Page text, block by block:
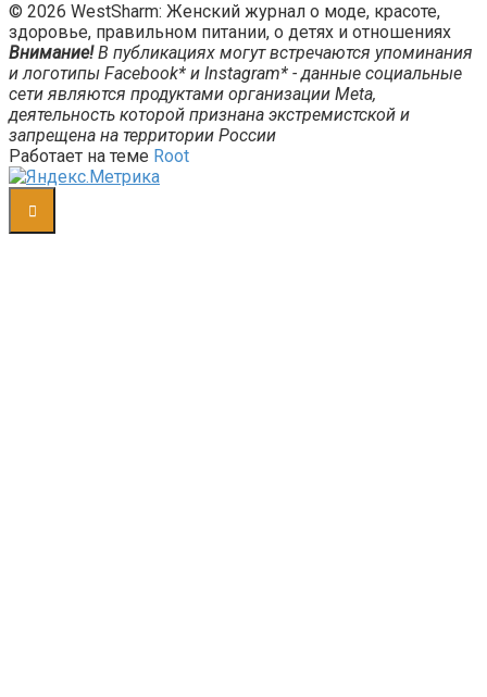
© 2026 WestSharm: Женский журнал о моде, красоте,
здоровье, правильном питании, о детях и отношениях
Внимание!В публикациях могут встречаются упоминания
и логотипы Facebook* и Instagram* - данные социальные
сети являются продуктами организации Meta,
деятельность которой признана экстремистской и
запрещена на территории России
Работает на теме Root